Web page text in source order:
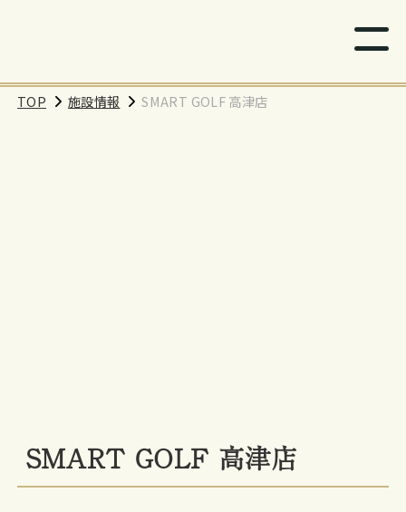
TOP 施設情報 SMART GOLF 高津店
SMART GOLF 高津店